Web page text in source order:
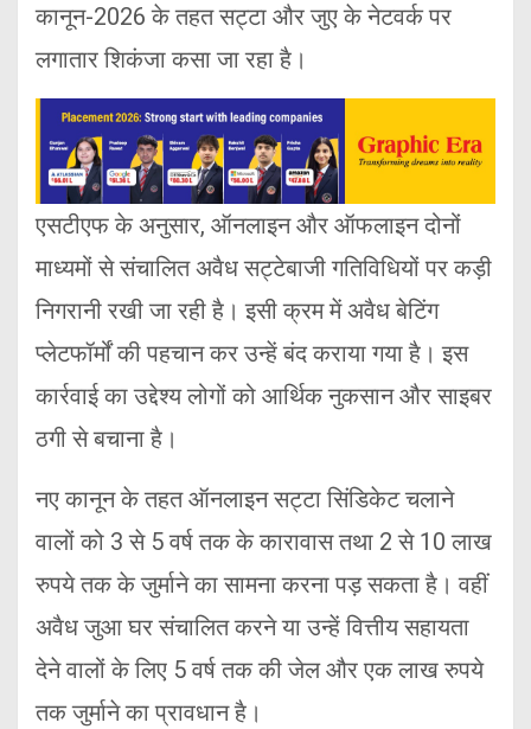
कानून-2026 के तहत सट्टा और जुए के नेटवर्क पर
लगातार शिकंजा कसा जा रहा है।
एसटीएफ के अनुसार, ऑनलाइन और ऑफलाइन दोनों
माध्यमों से संचालित अवैध सट्टेबाजी गतिविधियों पर कड़ी
निगरानी रखी जा रही है। इसी क्रम में अवैध बेटिंग
प्लेटफॉर्मों की पहचान कर उन्हें बंद कराया गया है। इस
कार्रवाई का उद्देश्य लोगों को आर्थिक नुकसान और साइबर
ठगी से बचाना है।
नए कानून के तहत ऑनलाइन सट्टा सिंडिकेट चलाने
वालों को 3 से 5 वर्ष तक के कारावास तथा 2 से 10 लाख
रुपये तक के जुर्माने का सामना करना पड़ सकता है। वहीं
अवैध जुआ घर संचालित करने या उन्हें वित्तीय सहायता
देने वालों के लिए 5 वर्ष तक की जेल और एक लाख रुपये
तक जुर्माने का प्रावधान है।